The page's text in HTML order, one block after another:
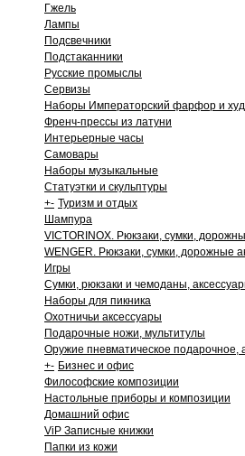
Гжель
Лампы
Подсвечники
Подстаканники
Русские промыслы
Сервизы
Наборы Императорский фарфор и
Френч-прессы из латуни
Интерьерные часы
Самовары
Наборы музыкальные
Статуэтки и скульптуры
+- Туризм и отдых
Шампура
VICTORINOX. Рюкзаки, сумки,
WENGER. Рюкзаки, сумки, дорожные
Игры
Сумки, рюкзаки и чемоданы,
Наборы для пикника
Охотничьи аксессуары
Подарочные ножи, мультитулы
Оружие пневматическое подарочное,
+- Бизнес и офис
Философские композиции
Настольные приборы и композиции
Домашний офис
ViP Записные книжки
Папки из кожи